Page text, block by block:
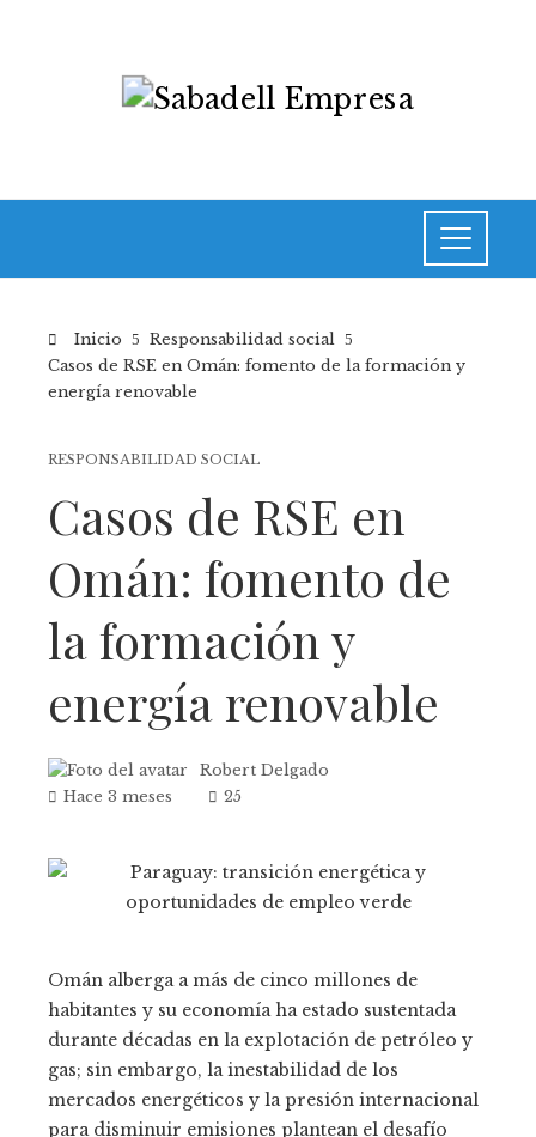
Inicio
Responsabilidad social
Casos de RSE en Omán: fomento de la formación y
energía renovable
RESPONSABILIDAD SOCIAL
Casos de RSE en
Omán: fomento de
la formación y
energía renovable
Robert Delgado
Hace 3 meses
25
Omán alberga a más de cinco millones de
habitantes y su economía ha estado sustentada
durante décadas en la explotación de petróleo y
gas; sin embargo, la inestabilidad de los
mercados energéticos y la presión internacional
para disminuir emisiones plantean el desafío